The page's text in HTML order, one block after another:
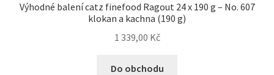
Výhodné balení catz finefood Ragout 24 x 190 g – No. 607
klokan a kachna (190 g)
1 339,00 Kč
Do obchodu